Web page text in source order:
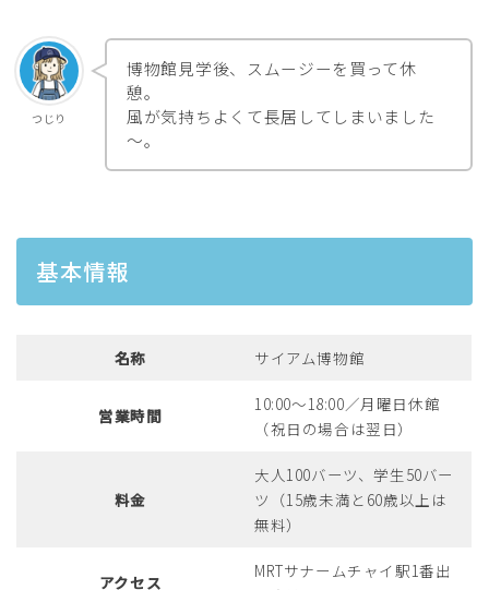
つじり
博物館見学後、スムージーを買って休
憩。
風が気持ちよくて長居してしまいました
～。
基本情報
名称 サイアム博物館
営業時間
10:00～18:00／月曜日休館
（祝日の場合は翌日）
料金
大人100バーツ、学生50バー
ツ（15歳未満と60歳以上は
無料）
アクセス
MRTサナームチャイ駅1番出